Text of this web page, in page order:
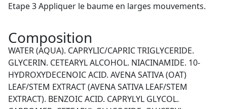
Etape 3 Appliquer le baume en larges mouvements.
Composition
WATER (AQUA). CAPRYLIC/CAPRIC TRIGLYCERIDE.
GLYCERIN. CETEARYL ALCOHOL. NIACINAMIDE. 10-
HYDROXYDECENOIC ACID. AVENA SATIVA (OAT)
LEAF/STEM EXTRACT (AVENA SATIVA LEAF/STEM
EXTRACT). BENZOIC ACID. CAPRYLYL GLYCOL.